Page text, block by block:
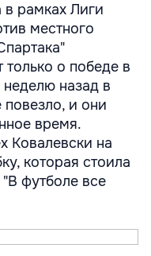
в рамках Лиги
местного
о победе в
назад в
и они
время.
Ковалевски на
которая стоила
футболе все